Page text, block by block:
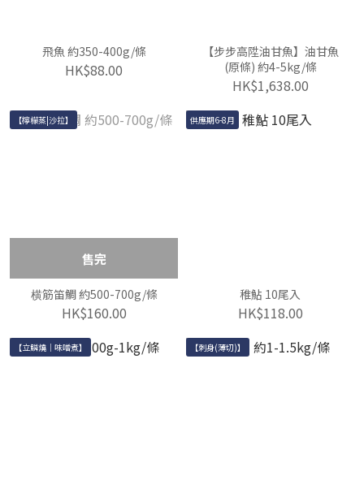
飛魚 約350-400g/條
HK$88.00
【步步高陞油甘魚】油甘魚
(原條) 約4-5kg/條
HK$1,638.00
【檸檬蒸|沙拉】
售完
横筋笛鯛 約500-700g/條
HK$160.00
供應期6-8月
稚鮎 10尾入
HK$118.00
【立鱗燒｜味噌煮】 【刺身(薄切)】